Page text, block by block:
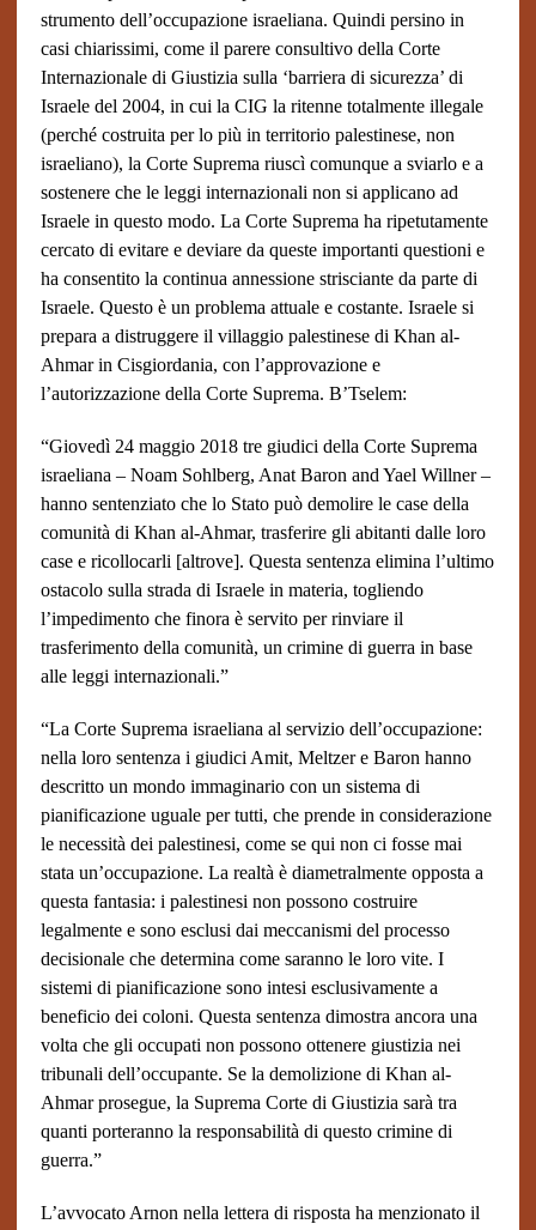
strumento dell’occupazione israeliana. Quindi persino in
casi chiarissimi, come il parere consultivo della Corte
Internazionale di Giustizia sulla ‘barriera di sicurezza’ di
Israele del 2004, in cui la CIG la ritenne totalmente illegale
(perché costruita per lo più in territorio palestinese, non
israeliano), la Corte Suprema riuscì comunque a sviarlo e a
sostenere che le leggi internazionali non si applicano ad
Israele in questo modo. La Corte Suprema ha ripetutamente
cercato di evitare e deviare da queste importanti questioni e
ha consentito la continua annessione strisciante da parte di
Israele. Questo è un problema attuale e costante. Israele si
prepara a distruggere il villaggio palestinese di Khan al-
Ahmar in Cisgiordania, con l’approvazione e
l’autorizzazione della Corte Suprema. B’Tselem:
“Giovedì 24 maggio 2018 tre giudici della Corte Suprema
israeliana – Noam Sohlberg, Anat Baron and Yael Willner –
hanno sentenziato che lo Stato può demolire le case della
comunità di Khan al-Ahmar, trasferire gli abitanti dalle loro
case e ricollocarli [altrove]. Questa sentenza elimina l’ultimo
ostacolo sulla strada di Israele in materia, togliendo
l’impedimento che finora è servito per rinviare il
trasferimento della comunità, un crimine di guerra in base
alle leggi internazionali.”
“La Corte Suprema israeliana al servizio dell’occupazione:
nella loro sentenza i giudici Amit, Meltzer e Baron hanno
descritto un mondo immaginario con un sistema di
pianificazione uguale per tutti, che prende in considerazione
le necessità dei palestinesi, come se qui non ci fosse mai
stata un’occupazione. La realtà è diametralmente opposta a
questa fantasia: i palestinesi non possono costruire
legalmente e sono esclusi dai meccanismi del processo
decisionale che determina come saranno le loro vite. I
sistemi di pianificazione sono intesi esclusivamente a
beneficio dei coloni. Questa sentenza dimostra ancora una
volta che gli occupati non possono ottenere giustizia nei
tribunali dell’occupante. Se la demolizione di Khan al-
Ahmar prosegue, la Suprema Corte di Giustizia sarà tra
quanti porteranno la responsabilità di questo crimine di
guerra.”
L’avvocato Arnon nella lettera di risposta ha menzionato il